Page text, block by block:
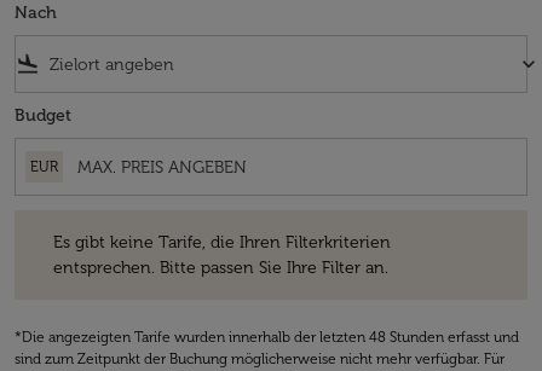
Nach
flight_land keyboard_arrow_down
Budget
EUR
Es gibt keine Tarife, die Ihren Filterkriterien
entsprechen. Bitte passen Sie Ihre Filter an.
*Die angezeigten Tarife wurden innerhalb der letzten 48 Stunden erfasst und
sind zum Zeitpunkt der Buchung möglicherweise nicht mehr verfügbar. Für